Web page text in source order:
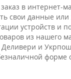
в интернет-
свои данные
устройств и
из нашего
и
форме